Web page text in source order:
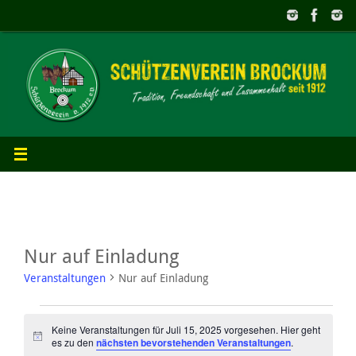
Nur auf Einladung
Veranstaltungen Nur auf Einladung
Veranstaltungen
Hinweis
Keine Veranstaltungen für Juli 15, 2025 vorgesehen. Hier geht
es zu dennächsten bevorstehenden Veranstaltungen.